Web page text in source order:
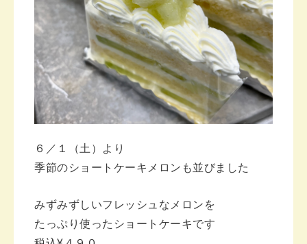
６／１（土）より
季節のショートケーキメロンも並びました
みずみずしいフレッシュなメロンを
たっぷり使ったショートケーキです